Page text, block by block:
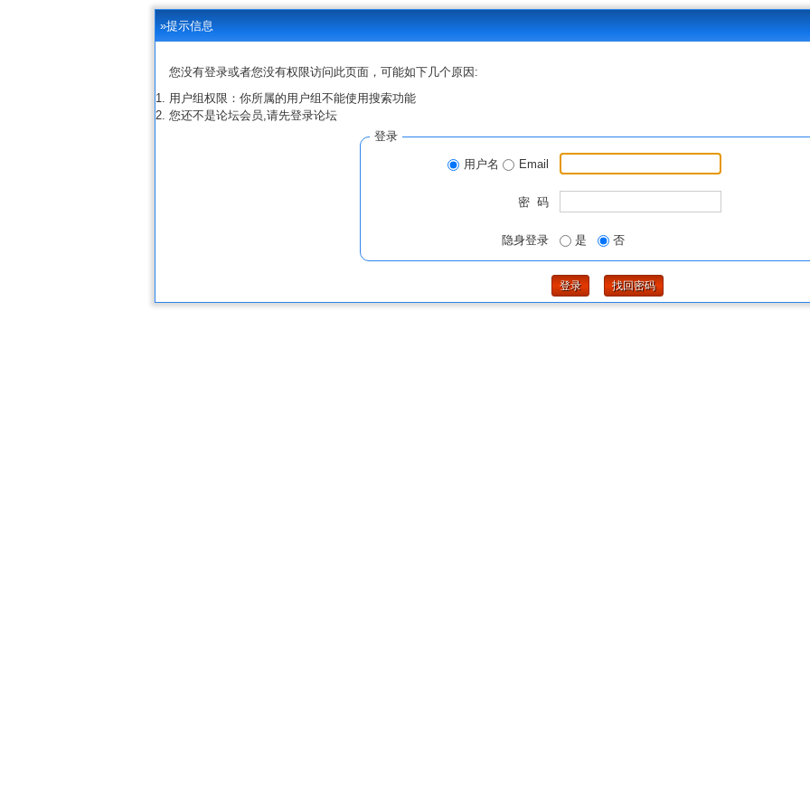
»提示信息
您没有登录或者您没有权限访问此页面，可能如下几个原因:
用户组权限：你所属的用户组不能使用搜索功能
您还不是论坛会员,请先登录论坛
登录
用户名 Email
密 码
隐身登录 是 否